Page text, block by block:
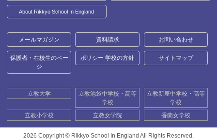
About Rikkyo School In England
メールマガジン 資料請求 お問い合わせ
保護者・在校生のペー
ジ
ポリシー 学校の方針 サイトマップ
立教大学
立教池袋中学校・高等
学校
立教新座中学校・高等
学校
立教小学校
立教女学院 香蘭女学校
2026 Copyright © Rikkyo School In England All Rights Reserved.